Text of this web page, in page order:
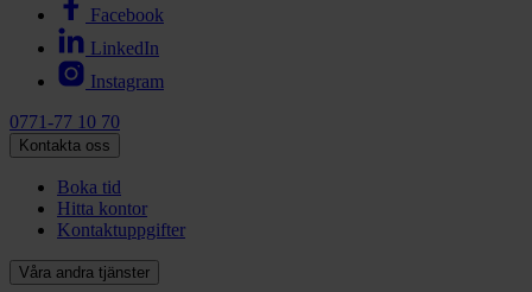
Facebook
LinkedIn
Instagram
0771-77 10 70
Kontakta oss
Boka tid
Hitta kontor
Kontaktuppgifter
Våra andra tjänster